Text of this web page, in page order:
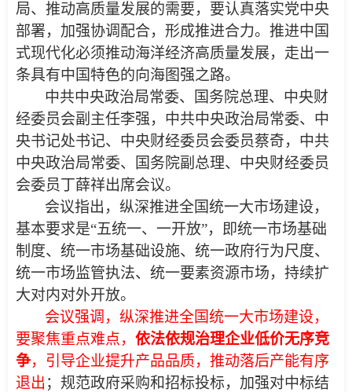
局、推动高质量发展的需要，要认真落实党中央
部署，加强协调配合，形成推进合力。推进中国
式现代化必须推动海洋经济高质量发展，走出一
条具有中国特色的向海图强之路。
中共中央政治局常委、国务院总理、中央财
经委员会副主任李强，中共中央政治局常委、中
央书记处书记、中央财经委员会委员蔡奇，中共
中央政治局常委、国务院副总理、中央财经委员
会委员丁薛祥出席会议。
会议指出，纵深推进全国统一大市场建设，
基本要求是“五统一、一开放”，即统一市场基础
制度、统一市场基础设施、统一政府行为尺度、
统一市场监管执法、统一要素资源市场，持续扩
大对内对外开放。
会议强调，纵深推进全国统一大市场建设，
要聚焦重点难点， 依法依规治理企业低价无序竞
争，引导企业提升产品品质，推动落后产能有序
退出 ；规范政府采购和招标投标，加强对中标结